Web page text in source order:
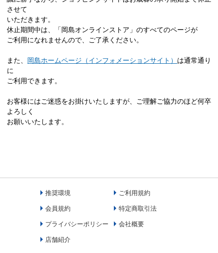
させて
いただきます。
休止期間中は、「岡島オンラインストア」のすべてのページが
ご利用になれませんので、ご了承ください。
また、 岡島ホームページ（インフォメーションサイト） は通常通り
に
ご利用できます。
お客様にはご迷惑をお掛けいたしますが、ご理解ご協力のほど何卒
よろしく
お願いいたします。
推奨環境 ご利用規約
会員規約 特定商取引法
プライバシーポリシー 会社概要
店舗紹介